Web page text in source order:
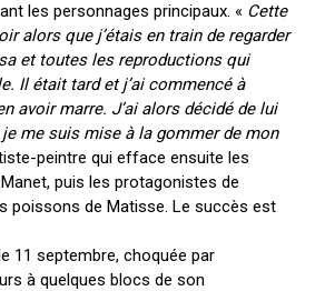
les personnages principaux. « Cette
alors que j’étais en train de regarder
et toutes les reproductions qui
Il était tard et j’ai commencé à
avoir marre. J’ai alors décidé de lui
je me suis mise à la gommer de mon
peintre qui efface ensuite les
puis les protagonistes de
poissons de Matisse. Le succès est
11 septembre, choquée par
à quelques blocs de son